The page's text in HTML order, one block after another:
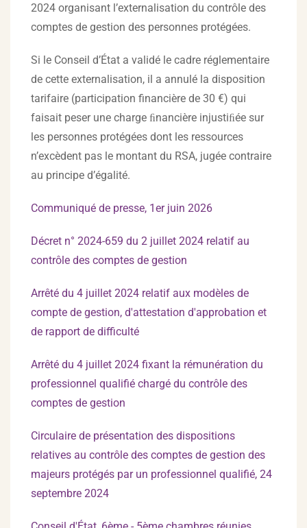
2024 organisant l’externalisation du contrôle des
comptes de gestion des personnes protégées.
Si le Conseil d’État a validé le cadre réglementaire
de cette externalisation, il a annulé la disposition
tarifaire (participation financière de 30 €) qui
faisait peser une charge ﬁnancière injustiﬁée sur
les personnes protégées dont les ressources
n’excèdent pas le montant du RSA, jugée contraire
au principe d’égalité.
Communiqué de presse, 1er juin 2026
Décret n° 2024-659 du 2 juillet 2024 relatif au
contrôle des comptes de gestion
Arrêté du 4 juillet 2024 relatif aux modèles de
compte de gestion, d'attestation d'approbation et
de rapport de difficulté
Arrêté du 4 juillet 2024 fixant la rémunération du
professionnel qualifié chargé du contrôle des
comptes de gestion
Circulaire de présentation des dispositions
relatives au contrôle des comptes de gestion des
majeurs protégés par un professionnel qualifié, 24
septembre 2024